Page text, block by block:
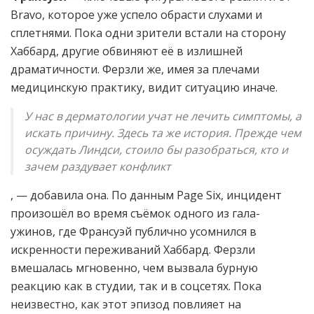
Bravo, которое уже успело обрасти слухами и
сплетнями. Пока одни зрители встали на сторону
Хаббард, другие обвиняют её в излишней
драматичности. Ферзли же, имея за плечами
медицинскую практику, видит ситуацию иначе.
У нас в дерматологии учат не лечить симптомы, а
искать причину. Здесь та же история. Прежде чем
осуждать Линдси, стоило бы разобраться, кто и
зачем раздувает конфликт
, — добавила она. По данным Page Six, инцидент
произошёл во время съёмок одного из гала-
ужинов, где Франсуэй публично усомнился в
искренности переживаний Хаббард. Ферзли
вмешалась мгновенно, чем вызвала бурную
реакцию как в студии, так и в соцсетях. Пока
неизвестно, как этот эпизод повлияет на